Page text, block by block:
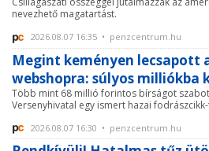
nevezhető magatartást.
2026.08.07 16:35 • penzcentrum.hu
Megint keményen lecsapott
webshopra: súlyos milliókba
Több mint 68 millió forintos bírságot
Versenyhivatal egy ismert hazai
2026.08.07 16:30 • penzcentrum.hu